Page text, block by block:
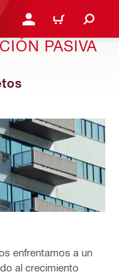
INICIE SESIÓN O
CARRITO
PASIVA
enfrentamos a un
al crecimiento